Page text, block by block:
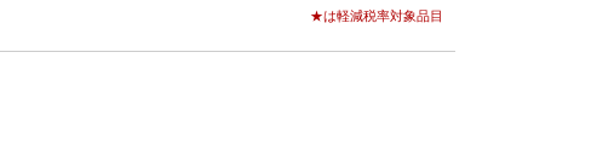
★は軽減税率対象品目